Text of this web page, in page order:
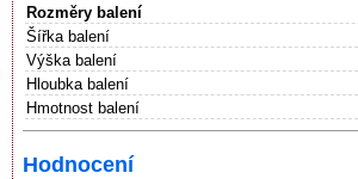
Rozměry balení
Šířka balení
Výška balení
Hloubka balení
Hmotnost balení
Hodnocení